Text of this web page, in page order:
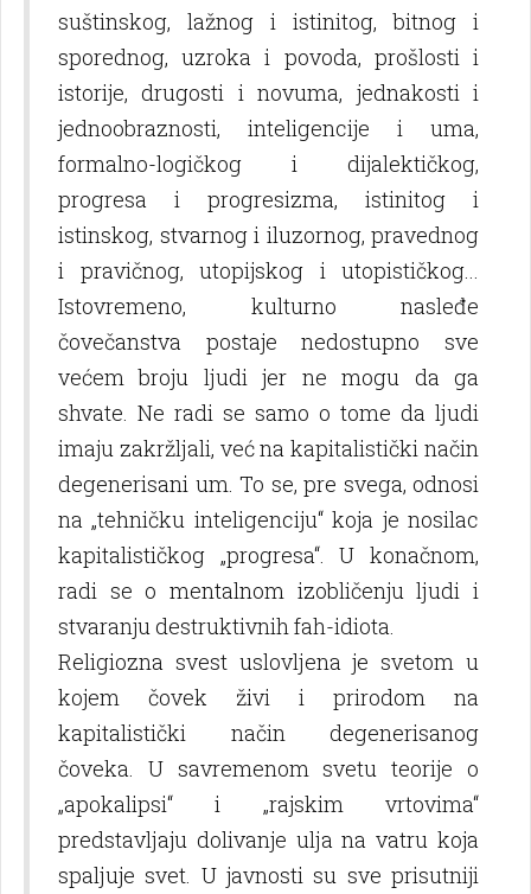
suštinskog, lažnog i istinitog, bitnog i
sporednog, uzroka i povoda, prošlosti i
istorije, drugosti i novuma, jednakosti i
jednoobraznosti, inteligencije i uma,
formalno-logičkog i dijalektičkog,
progresa i progresizma, istinitog i
istinskog, stvarnog i iluzornog, pravednog
i pravičnog, utopijskog i utopističkog...
Istovremeno, kulturno nasleđe
čovečanstva postaje nedostupno sve
većem broju lјudi jer ne mogu da ga
shvate. Ne radi se samo o tome da lјudi
imaju zakržlјali, već na kapitalistički način
degenerisani um. To se, pre svega, odnosi
na „tehničku inteligenciju“ koja je nosilac
kapitalističkog „progresa“. U konačnom,
radi se o mentalnom izobličenju lјudi i
stvaranju destruktivnih fah-idiota.
Religiozna svest uslovlјena je svetom u
kojem čovek živi i prirodom na
kapitalistički način degenerisanog
čoveka. U savremenom svetu teorije o
„apokalipsi“ i „rajskim vrtovima“
predstavlјaju dolivanje ulјa na vatru koja
spalјuje svet. U javnosti su sve prisutniji